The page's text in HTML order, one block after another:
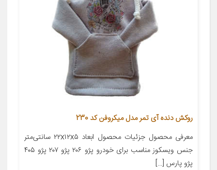
روکش دنده آی تمر مدل میکروفن کد 230
معرفی محصول جزئیات محصول ابعاد ۲۲x۱۲x۵ سانتی‌متر
جنس ویسکوز مناسب برای خودرو پژو ۲۰۶ پژو ۲۰۷ پژو ۴۰۵
پژو پارس […]